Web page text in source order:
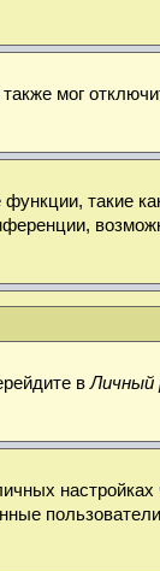
мог
такие
вЛичный
настройках